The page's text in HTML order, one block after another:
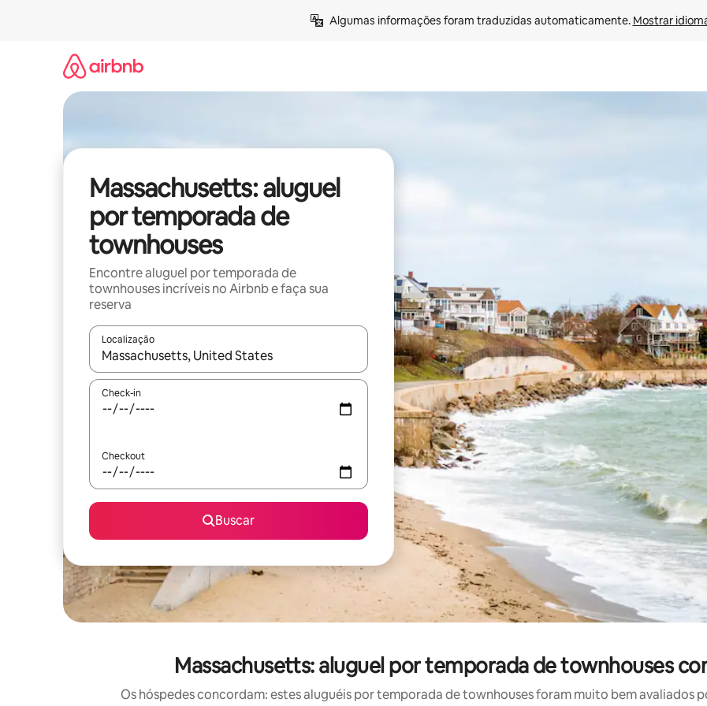
Algumas informações foram traduzidas automaticamente. Mostrar
Massachusetts: aluguel
por temporada de
townhouses
Encontre aluguel por temporada de
townhouses incríveis no Airbnb e faça sua
reserva
Localização
Quando os resultados estiverem disponíveis, explore-os usando as seta para cima e para baixo do teclado ou tocando
Check-in
Checkout
Buscar
Massachusetts: aluguel por temporada de townhouses
Os hóspedes concordam: estes aluguéis por temporada de townhouses foram muito bem avaliados